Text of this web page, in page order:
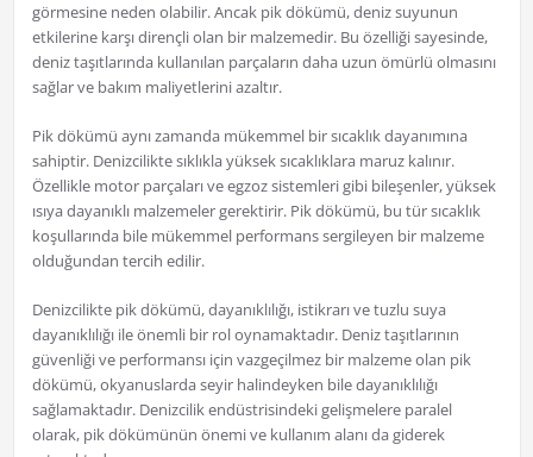
görmesine neden olabilir. Ancak pik dökümü, deniz suyunun
etkilerine karşı dirençli olan bir malzemedir. Bu özelliği sayesinde,
deniz taşıtlarında kullanılan parçaların daha uzun ömürlü olmasını
sağlar ve bakım maliyetlerini azaltır.
Pik dökümü aynı zamanda mükemmel bir sıcaklık dayanımına
sahiptir. Denizcilikte sıklıkla yüksek sıcaklıklara maruz kalınır.
Özellikle motor parçaları ve egzoz sistemleri gibi bileşenler, yüksek
ısıya dayanıklı malzemeler gerektirir. Pik dökümü, bu tür sıcaklık
koşullarında bile mükemmel performans sergileyen bir malzeme
olduğundan tercih edilir.
Denizcilikte pik dökümü, dayanıklılığı, istikrarı ve tuzlu suya
dayanıklılığı ile önemli bir rol oynamaktadır. Deniz taşıtlarının
güvenliği ve performansı için vazgeçilmez bir malzeme olan pik
dökümü, okyanuslarda seyir halindeyken bile dayanıklılığı
sağlamaktadır. Denizcilik endüstrisindeki gelişmelere paralel
olarak, pik dökümünün önemi ve kullanım alanı da giderek